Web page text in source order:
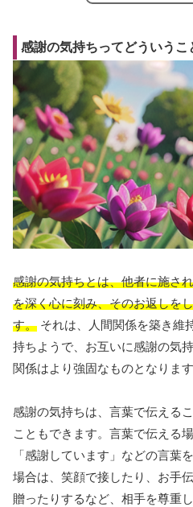
感謝の気持ちってどういうこ
感謝の気持ちとは、他者に施さ
を深く心に刻み、そのお返しを
す。 それは、人間関係を築き維
持ちようで、お互いに感謝の気
関係はより強固なものとなります
感謝の気持ちは、言葉で伝える
こともできます。言葉で伝える
「感謝しています」などの言葉
場合は、笑顔で接したり、お手
贈ったりするなど、相手を尊重